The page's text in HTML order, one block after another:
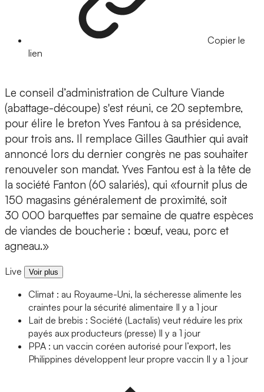
Copier le
lien
Le conseil d’administration de Culture Viande
(abattage-découpe) s'est réuni, ce 20 septembre,
pour élire le breton Yves Fantou à sa présidence,
pour trois ans. Il remplace Gilles Gauthier qui avait
annoncé lors du dernier congrès ne pas souhaiter
renouveler son mandat. Yves Fantou est à la tête de
la société Fanton (60 salariés), qui «fournit plus de
150 magasins généralement de proximité, soit
30 000 barquettes par semaine de quatre espèces
de viandes de boucherie : bœuf, veau, porc et
agneau.»
Live Voir plus
Climat : au Royaume-Uni, la sécheresse alimente les
craintes pour la sécurité alimentaire Il y a 1 jour
Lait de brebis : Société (Lactalis) veut réduire les prix
payés aux producteurs (presse) Il y a 1 jour
PPA : un vaccin coréen autorisé pour l’export, les
Philippines développent leur propre vaccin Il y a 1 jour